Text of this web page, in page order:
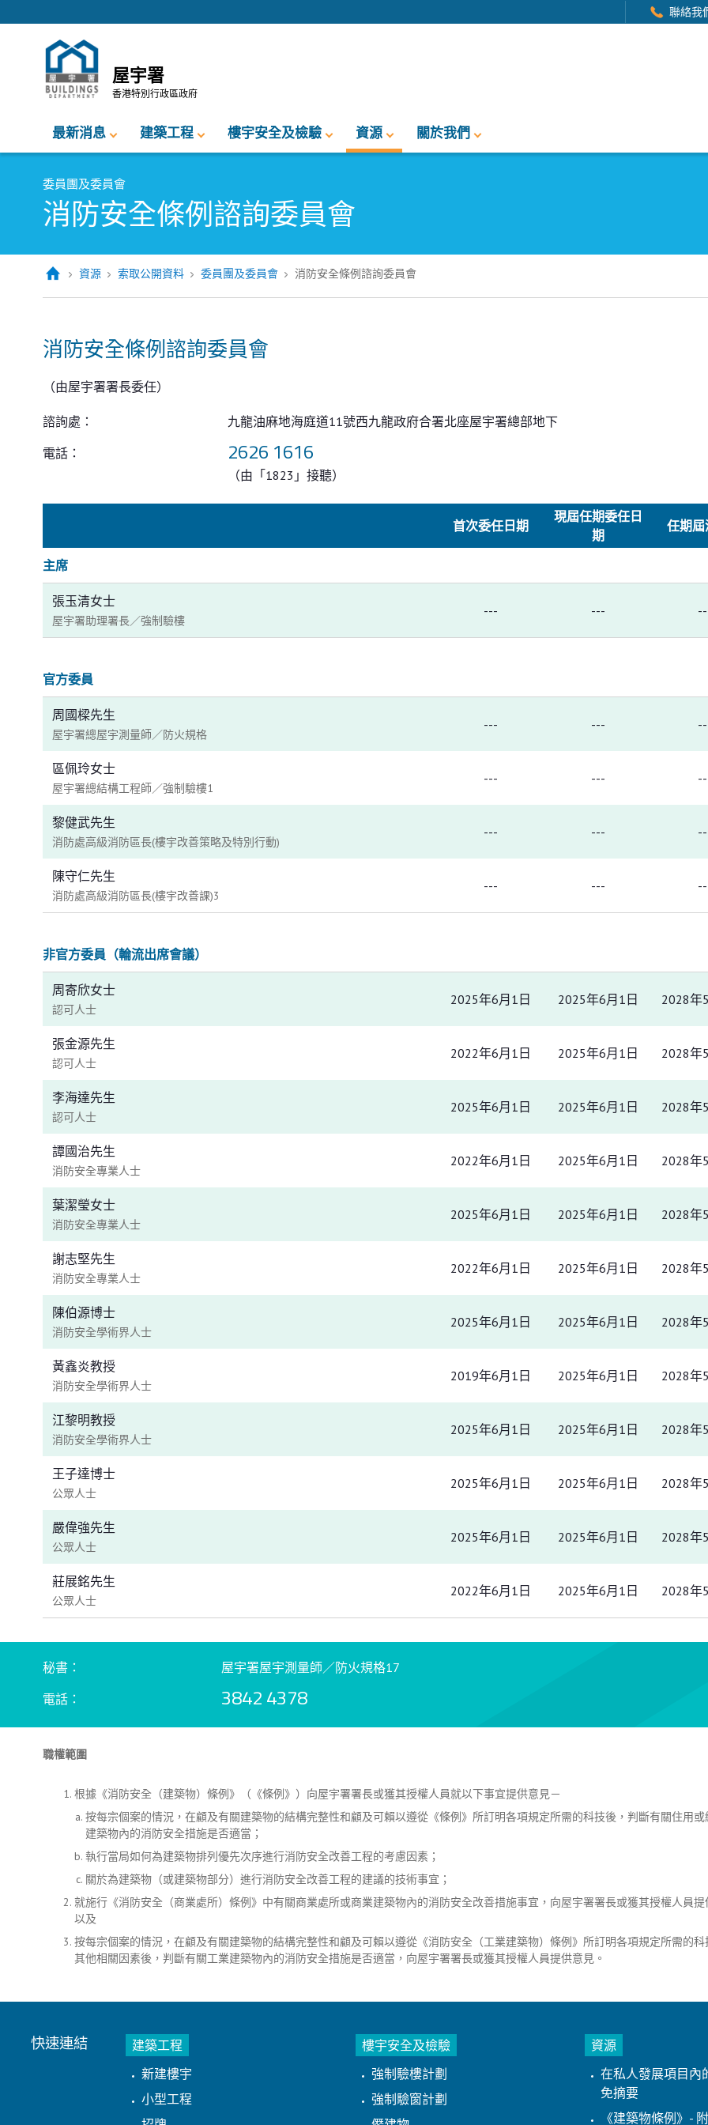
聯絡我
屋宇署
香港特別行政區政府
最新消息 建築工程 樓宇安全及檢驗 資源 關於我們
委員團及委員會
消防安全條例諮詢委員會
資源 索取公開資料 委員團及委員會 消防安全條例諮詢委員會
消防安全條例諮詢委員會
（由屋宇署署長委任）
諮詢處：
九龍油麻地海庭道11號西九龍政府合署北座屋宇署總部地下
電話：
2626 1616
（由「1823」接聽）
首次委任日期
現屆任期委任日
期
任期屆
主席
張玉清女士
屋宇署助理署長／強制驗樓
--- ---
官方委員
周國樑先生
屋宇署總屋宇測量師／防火規格
--- ---
區佩玲女士
屋宇署總結構工程師／強制驗樓1
--- ---
黎健武先生
消防處高級消防區長(樓宇改善策略及特別行動)
--- ---
陳守仁先生
消防處高級消防區長(樓宇改善課)3
--- ---
非官方委員（輪流出席會議）
周寄欣女士
認可人士
2025年6月1日 2025年6月1日 2028年
張金源先生
認可人士
2022年6月1日 2025年6月1日 2028年
李海達先生
認可人士
2025年6月1日 2025年6月1日 2028年
譚國治先生
消防安全專業人士
2022年6月1日 2025年6月1日 2028年
葉潔瑩女士
消防安全專業人士
2025年6月1日 2025年6月1日 2028年
謝志堅先生
消防安全專業人士
2022年6月1日 2025年6月1日 2028年
陳伯源博士
消防安全學術界人士
2025年6月1日 2025年6月1日 2028年
黃鑫炎教授
消防安全學術界人士
2019年6月1日 2025年6月1日 2028年
江黎明教授
消防安全學術界人士
2025年6月1日 2025年6月1日 2028年
王子達博士
公眾人士
2025年6月1日 2025年6月1日 2028年
嚴偉強先生
公眾人士
2025年6月1日 2025年6月1日 2028年
莊展銘先生
公眾人士
2022年6月1日 2025年6月1日 2028年
秘書：
屋宇署屋宇測量師／防火規格17
電話：
3842 4378
職權範圍
根據《消防安全（建築物）條例》（《條例》）向屋宇署署長或獲其授權人員就以下事宜提供意見－
按每宗個案的情況，在顧及有關建築物的結構完整性和顧及可賴以遵從《條例》所訂明各項規定所需的科技後，判斷有關住用或
建築物內的消防安全措施是否適當；
執行當局如何為建築物排列優先次序進行消防安全改善工程的考慮因素；
關於為建築物（或建築物部分）進行消防安全改善工程的建議的技術事宜；
就施行《消防安全（商業處所）條例》中有關商業處所或商業建築物內的消防安全改善措施事宜，向屋宇署署長或獲其授權人員提
以及
按每宗個案的情況，在顧及有關建築物的結構完整性和顧及可賴以遵從《消防安全（工業建築物）條例》所訂明各項規定所需的科
其他相關因素後，判斷有關工業建築物內的消防安全措施是否適當，向屋宇署署長或獲其授權人員提供意見。
快速連結
建築工程
新建樓宇
小型工程
樓宇安全及檢驗
強制驗樓計劃
強制驗窗計劃
資源
在私人發展項目內
免摘要
《建築物條例》-